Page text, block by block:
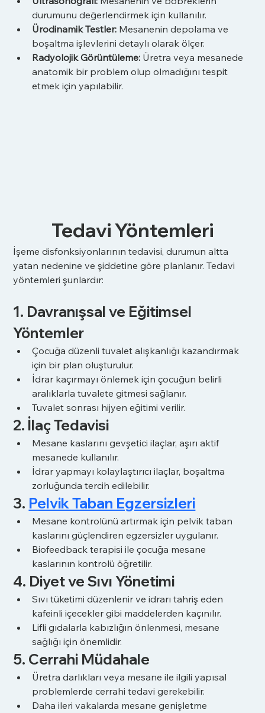
durumunu değerlendirmek için kullanılır.
Ürodinamik Testler: Mesanenin depolama ve
boşaltma işlevlerini detaylı olarak ölçer.
Radyolojik Görüntüleme: Üretra veya mesanede
anatomik bir problem olup olmadığını tespit
etmek için yapılabilir.
Tedavi Yöntemleri
İşeme disfonksiyonlarının tedavisi, durumun altta
yatan nedenine ve şiddetine göre planlanır. Tedavi
yöntemleri şunlardır:
1. Davranışsal ve Eğitimsel
Yöntemler
Çocuğa düzenli tuvalet alışkanlığı kazandırmak
için bir plan oluşturulur.
İdrar kaçırmayı önlemek için çocuğun belirli
aralıklarla tuvalete gitmesi sağlanır.
Tuvalet sonrası hijyen eğitimi verilir.
2. İlaç Tedavisi
Mesane kaslarını gevşetici ilaçlar, aşırı aktif
mesanede kullanılır.
İdrar yapmayı kolaylaştırıcı ilaçlar, boşaltma
zorluğunda tercih edilebilir.
3. Pelvik Taban Egzersizleri
Mesane kontrolünü artırmak için pelvik taban
kaslarını güçlendiren egzersizler uygulanır.
Biofeedback terapisi ile çocuğa mesane
kaslarının kontrolü öğretilir.
4. Diyet ve Sıvı Yönetimi
Sıvı tüketimi düzenlenir ve idrarı tahriş eden
kafeinli içecekler gibi maddelerden kaçınılır.
Lifli gıdalarla kabızlığın önlenmesi, mesane
sağlığı için önemlidir.
5. Cerrahi Müdahale
Üretra darlıkları veya mesane ile ilgili yapısal
problemlerde cerrahi tedavi gerekebilir.
Daha ileri vakalarda mesane genişletme